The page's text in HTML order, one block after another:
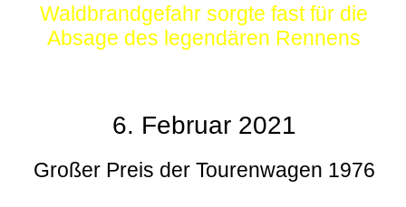
Waldbrandgefahr sorgte fast für die
Absage des legendären Rennens
6. Februar 2021
Großer Preis der Tourenwagen 1976